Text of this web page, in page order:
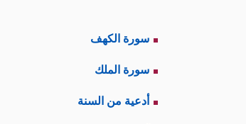
سورة الكهف
سورة الملك
أدعية من السنة